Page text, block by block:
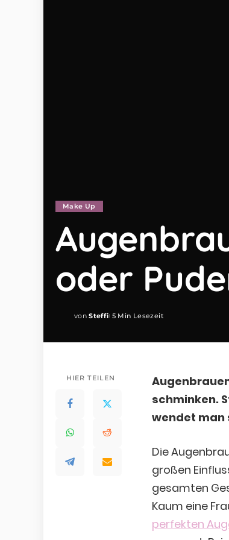
Make Up
oder
Posted
von Steffi 5 Min Lesezeit
HIER TEILEN
schminken.
wendet man
Die
großen
gesamten
Kaum eine
perfekten